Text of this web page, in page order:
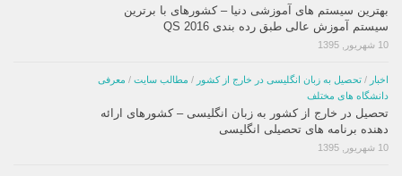
بهترین سیستم های آموزشی دنیا – کشورهای با برترین
سیستم آموزش عالی طبق رده بندی QS 2016
10 شهریور, 1395
اخبار / تحصیل به زبان انگلیسی در خارج از کشور / مطالب سایت / معرفی
دانشگاه های مختلف
تحصیل در خارج از کشور به زبان انگلیسی – کشورهای ارائه
دهنده برنامه های تحصیلی انگلیسی
10 شهریور, 1395